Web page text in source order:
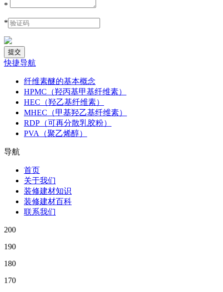
*
*
快捷导航
纤维素醚的基本概念
HPMC（羟丙基甲基纤维素）
HEC（羟乙基纤维素）
MHEC（甲基羟乙基纤维素）
RDP（可再分散乳胶粉）
PVA（聚乙烯醇）
导航
首页
关于我们
装修建材知识
装修建材百科
联系我们
200
190
180
170